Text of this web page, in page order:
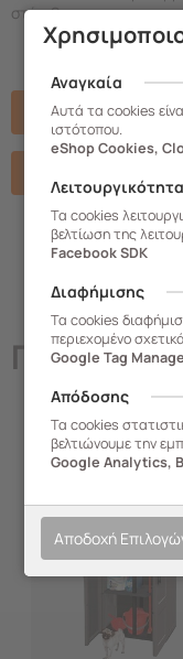
στήριξης.
Πακέτα
Χαρακτηριστικά
Παρόμοια
Αναγκαία
Αυτά τα cookies
ιστότοπου.
eShop Cookies,
Τα cookies
βελτίωση της
Facebook SDK
Διαφήμισης
Τα cookies
περιεχομένο
Google Tag
Απόδοσης
Τα cookies
βελτιώνουμε την
Google Analytics,
Αποδοχή